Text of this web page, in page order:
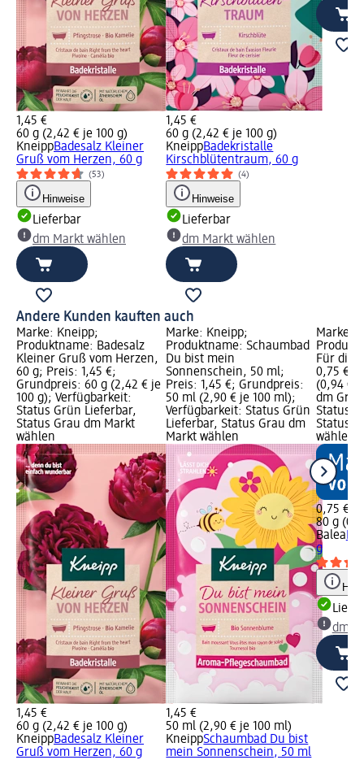
1,45 €
60 g (2,42 € je 100 g)
KneippBadesalz Kleiner
Gruß vom Herzen, 60 g
(53)
Hinweise
Lieferbar
dm Markt wählen
1,45 €
60 g (2,42 € je 100 g)
KneippBadekristalle
Kirschblütentraum, 60 g
(4)
Hinweise
Lieferbar
dm Markt wählen
Andere Kunden kauften auch
Marke: Kneipp;
Produktname: Badesalz
Kleiner Gruß vom Herzen,
60 g; Preis: 1,45 €;
Grundpreis: 60 g (2,42 € je
100 g); Verfügbarkeit:
Status Grün Lieferbar,
Status Grau dm Markt
wählen
1,45 €
60 g (2,42 € je 100 g)
KneippBadesalz Kleiner
Gruß vom Herzen, 60 g
Marke: Kneipp;
Produktname: Schaumbad
Du bist mein
Sonnenschein, 50 ml;
Preis: 1,45 €; Grundpreis:
50 ml (2,90 € je 100 ml);
Verfügbarkeit: Status Grün
Lieferbar, Status Grau dm
Markt wählen
1,45 €
50 ml (2,90 € je 100 ml)
KneippSchaumbad Du bist
mein Sonnenschein, 50 ml
Marke:
Für
0,75 €;
(0,94 €
dm
Status
Status
wählen
0,75 €
80 g
Balea
g
dm